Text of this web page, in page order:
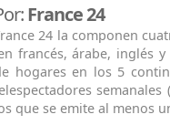
France 24
24 la componen
francés, árabe, inglés
hogares en los 5
que se emite al menos